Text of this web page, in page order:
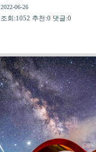
2022-06-26
조회:1052 추천:0 댓글:0